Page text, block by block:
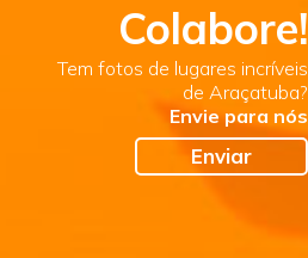
Colabore!
Tem fotos de lugares incríveis
de Araçatuba?
Envie para nós
Enviar